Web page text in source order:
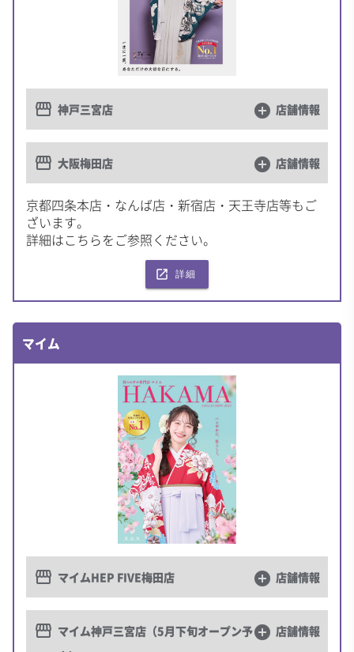
storefront 神戸三宮店 add_circle 店舗情報
storefront 大阪梅田店 add_circle 店舗情報
京都四条本店・なんば店・新宿店・天王寺店等もご
ざいます。
詳細はこちらをご参照ください。
launch 詳細
マイム
storefront マイムHEP FIVE梅田店 add_circle 店舗情報
storefront マイム神戸三宮店（5月下旬オープン予add_circle 店舗情報